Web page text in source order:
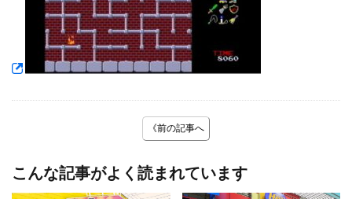
《前の記事へ
こんな記事がよく読まれています